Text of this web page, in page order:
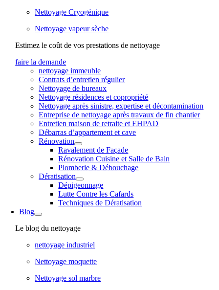
Nettoyage Cryogénique
Nettoyage vapeur sèche
Estimez le coût de vos prestations de nettoyage
faire la demande
nettoyage immeuble
Contrats d’entretien régulier
Nettoyage de bureaux
Nettoyage résidences et copropriété
Nettoyage après sinistre, expertise et décontamination
Entreprise de nettoyage après travaux de fin chantier
Entretien maison de retraite et EHPAD
Débarras d’appartement et cave
Rénovation
Ravalement de Façade
Rénovation Cuisine et Salle de Bain
Plomberie & Débouchage
Dératisation
Dépigeonnage
Lutte Contre les Cafards
Techniques de Dératisation
Blog
Le blog du nettoyage
nettoyage industriel
Nettoyage moquette
Nettoyage sol marbre